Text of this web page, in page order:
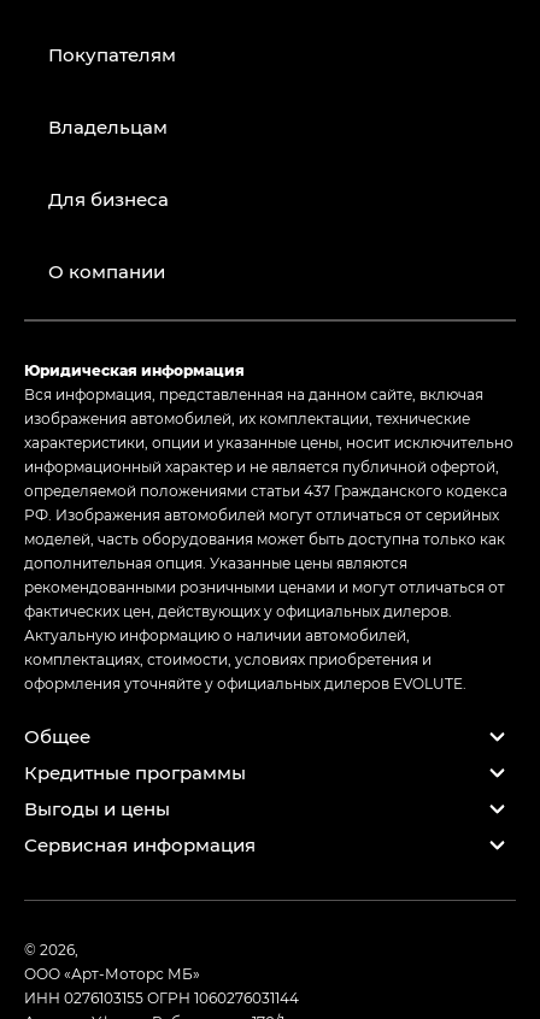
Покупателям
Владельцам
Для бизнеса
О компании
Юридическая информация
Вся информация, представленная на данном сайте, включая
изображения автомобилей, их комплектации, технические
характеристики, опции и указанные цены, носит исключительно
информационный характер и не является публичной офертой,
определяемой положениями статьи 437 Гражданского кодекса
РФ. Изображения автомобилей могут отличаться от серийных
моделей, часть оборудования может быть доступна только как
дополнительная опция. Указанные цены являются
рекомендованными розничными ценами и могут отличаться от
фактических цен, действующих у официальных дилеров.
Актуальную информацию о наличии автомобилей,
комплектациях, стоимости, условиях приобретения и
оформления уточняйте у официальных дилеров EVOLUTE.
Общее
Кредитные программы
Выгоды и цены
Сервисная информация
© 2026,
ООО «Арт-Моторс МБ»
ИНН 0276103155ОГРН 1060276031144